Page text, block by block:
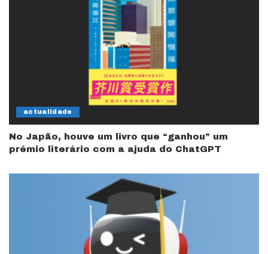
actualidade
No Japão, houve um livro que “ganhou” um
prémio literário com a ajuda do ChatGPT